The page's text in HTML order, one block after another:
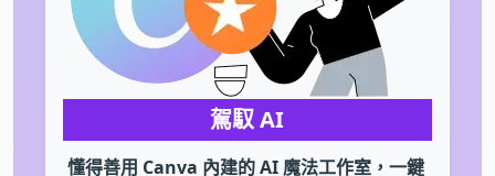
駕馭 AI
懂得善用 Canva 內建的 AI 魔法工作室，一鍵